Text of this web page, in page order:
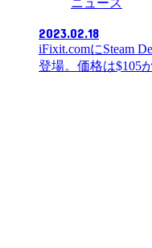
2023.02.18
iFixit.comにSteam
登場。価格は$105